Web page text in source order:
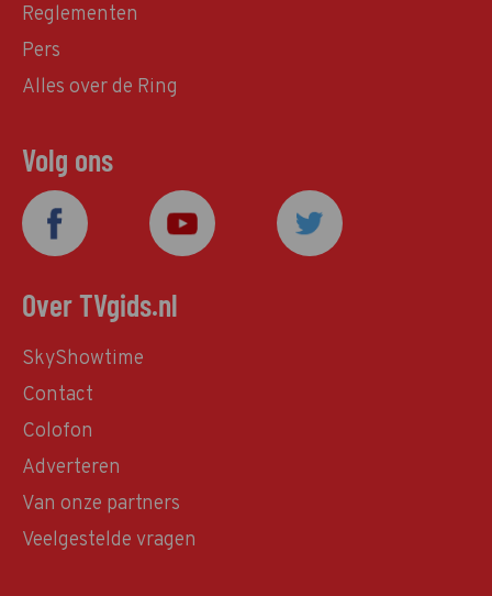
Reglementen
Pers
Alles over de Ring
Volg ons
Over TVgids.nl
SkyShowtime
Contact
Colofon
Adverteren
Van onze partners
Veelgestelde vragen